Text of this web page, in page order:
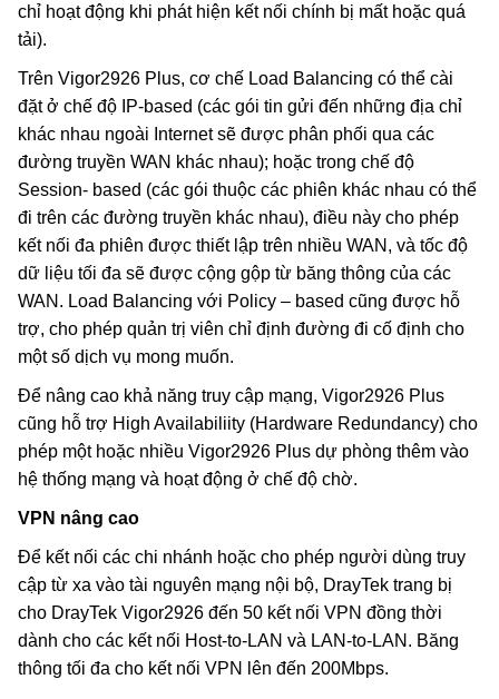
chỉ hoạt động khi phát hiện kết nối chính bị mất hoặc quá
tải).
Trên Vigor2926 Plus, cơ chế Load Balancing có thể cài
đặt ở chế độ IP-based (các gói tin gửi đến những địa chỉ
khác nhau ngoài Internet sẽ được phân phối qua các
đường truyền WAN khác nhau); hoặc trong chế độ
Session- based (các gói thuộc các phiên khác nhau có thể
đi trên các đường truyền khác nhau), điều này cho phép
kết nối đa phiên được thiết lập trên nhiều WAN, và tốc độ
dữ liệu tối đa sẽ được cộng gộp từ băng thông của các
WAN. Load Balancing với Policy – based cũng được hỗ
trợ, cho phép quản trị viên chỉ định đường đi cố định cho
một số dịch vụ mong muốn.
Để nâng cao khả năng truy cập mạng, Vigor2926 Plus
cũng hỗ trợ High Availabiliity (Hardware Redundancy) cho
phép một hoặc nhiều Vigor2926 Plus dự phòng thêm vào
hệ thống mạng và hoạt động ở chế độ chờ.
VPN nâng cao
Để kết nối các chi nhánh hoặc cho phép người dùng truy
cập từ xa vào tài nguyên mạng nội bộ, DrayTek trang bị
cho DrayTek Vigor2926 đến 50 kết nối VPN đồng thời
dành cho các kết nối Host-to-LAN và LAN-to-LAN. Băng
thông tối đa cho kết nối VPN lên đến 200Mbps.